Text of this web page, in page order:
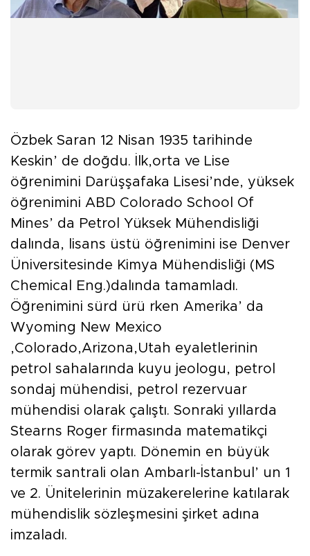
Özbek Saran 12 Nisan 1935 tarihinde
Keskin’ de doğdu. İlk,orta ve Lise
öğrenimini Darüşşafaka Lisesi’nde, yüksek
öğrenimini ABD Colorado School Of
Mines’ da Petrol Yüksek Mühendisliği
dalında, lisans üstü öğrenimini ise Denver
Üniversitesinde Kimya Mühendisliği (MS
Chemical Eng.)dalında tamamladı.
Öğrenimini sürd ürü rken Amerika’ da
Wyoming New Mexico
,Colorado,Arizona,Utah eyaletlerinin
petrol sahalarında kuyu jeologu, petrol
sondaj mühendisi, petrol rezervuar
mühendisi olarak çalıştı. Sonraki yıllarda
Stearns Roger firmasında matematikçi
olarak görev yaptı. Dönemin en büyük
termik santrali olan Ambarlı-İstanbul’ un 1
ve 2. Ünitelerinin müzakerelerine katılarak
mühendislik sözleşmesini şirket adına
imzaladı.